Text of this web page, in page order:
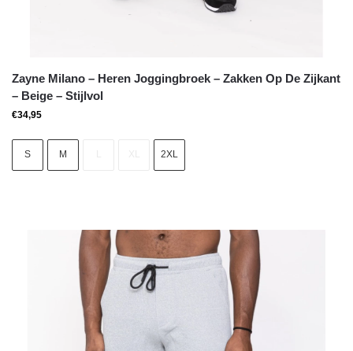
Zayne Milano – Heren Joggingbroek – Zakken Op De Zijkant
– Beige – Stijlvol
€34,95
S M 2XL